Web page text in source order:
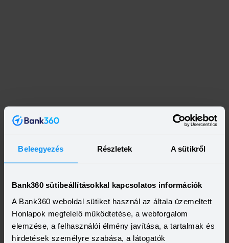
Beleegyezés Részletek A sütikről
Bank360 sütibeállításokkal kapcsolatos információk
A Bank360 weboldal sütiket használ az általa üzemeltett
Honlapok megfelelő működtetése, a webforgalom
elemzése, a felhasználói élmény javítása, a tartalmak és
hirdetések személyre szabása, a látogatók